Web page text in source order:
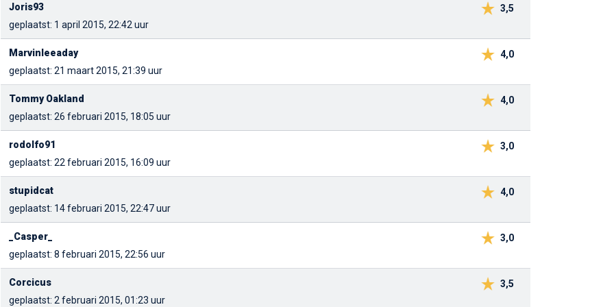
3,5
Joris93
geplaatst: 1 april 2015, 22:42 uur
4,0
Marvinleeaday
geplaatst: 21 maart 2015, 21:39 uur
4,0
Tommy Oakland
geplaatst: 26 februari 2015, 18:05 uur
3,0
rodolfo91
geplaatst: 22 februari 2015, 16:09 uur
4,0
stupidcat
geplaatst: 14 februari 2015, 22:47 uur
3,0
_Casper_
geplaatst: 8 februari 2015, 22:56 uur
3,5
Corcicus
geplaatst: 2 februari 2015, 01:23 uur